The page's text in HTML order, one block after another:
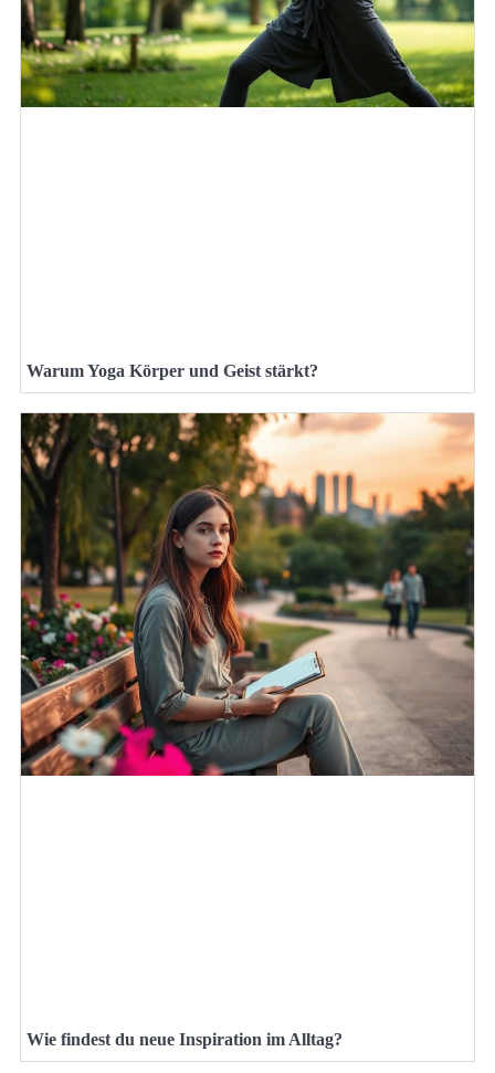
Warum Yoga Körper und Geist stärkt?
Wie findest du neue Inspiration im Alltag?